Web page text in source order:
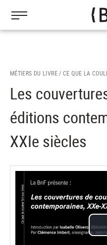
contenu
MÉTIERS DU LIVRE / CE QUE LA
Les
éditions
XXIe siècles